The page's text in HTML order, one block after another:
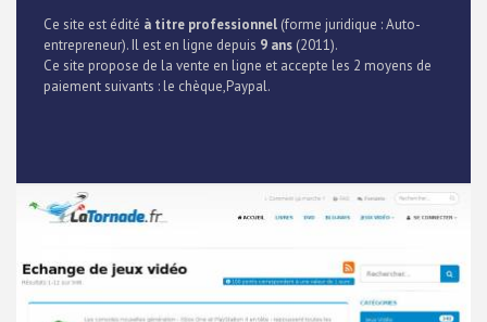
Ce site est édité à titre professionnel (forme juridique : Auto-
entrepreneur). Il est en ligne depuis 9 ans (2011).
Ce site propose de la vente en ligne et accepte les 2 moyens de
paiement suivants : le chèque,Paypal.